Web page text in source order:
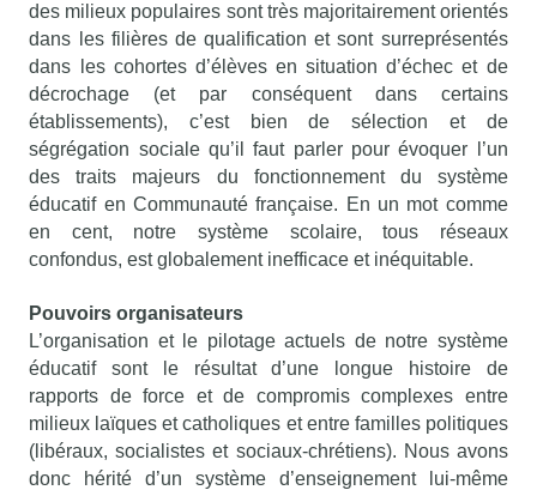
des milieux populaires sont très majoritairement orientés
dans les filières de qualification et sont surreprésentés
dans les cohortes d’élèves en situation d’échec et de
décrochage (et par conséquent dans certains
établissements), c’est bien de sélection et de
ségrégation sociale qu’il faut parler pour évoquer l’un
des traits majeurs du fonctionnement du système
éducatif en Communauté française. En un mot comme
en cent, notre système scolaire, tous réseaux
confondus, est globalement inefficace et inéquitable.
Pouvoirs organisateurs
L’organisation et le pilotage actuels de notre système
éducatif sont le résultat d’une longue histoire de
rapports de force et de compromis complexes entre
milieux laïques et catholiques et entre familles politiques
(libéraux, socialistes et sociaux-chrétiens). Nous avons
donc hérité d’un système d’enseignement lui-même